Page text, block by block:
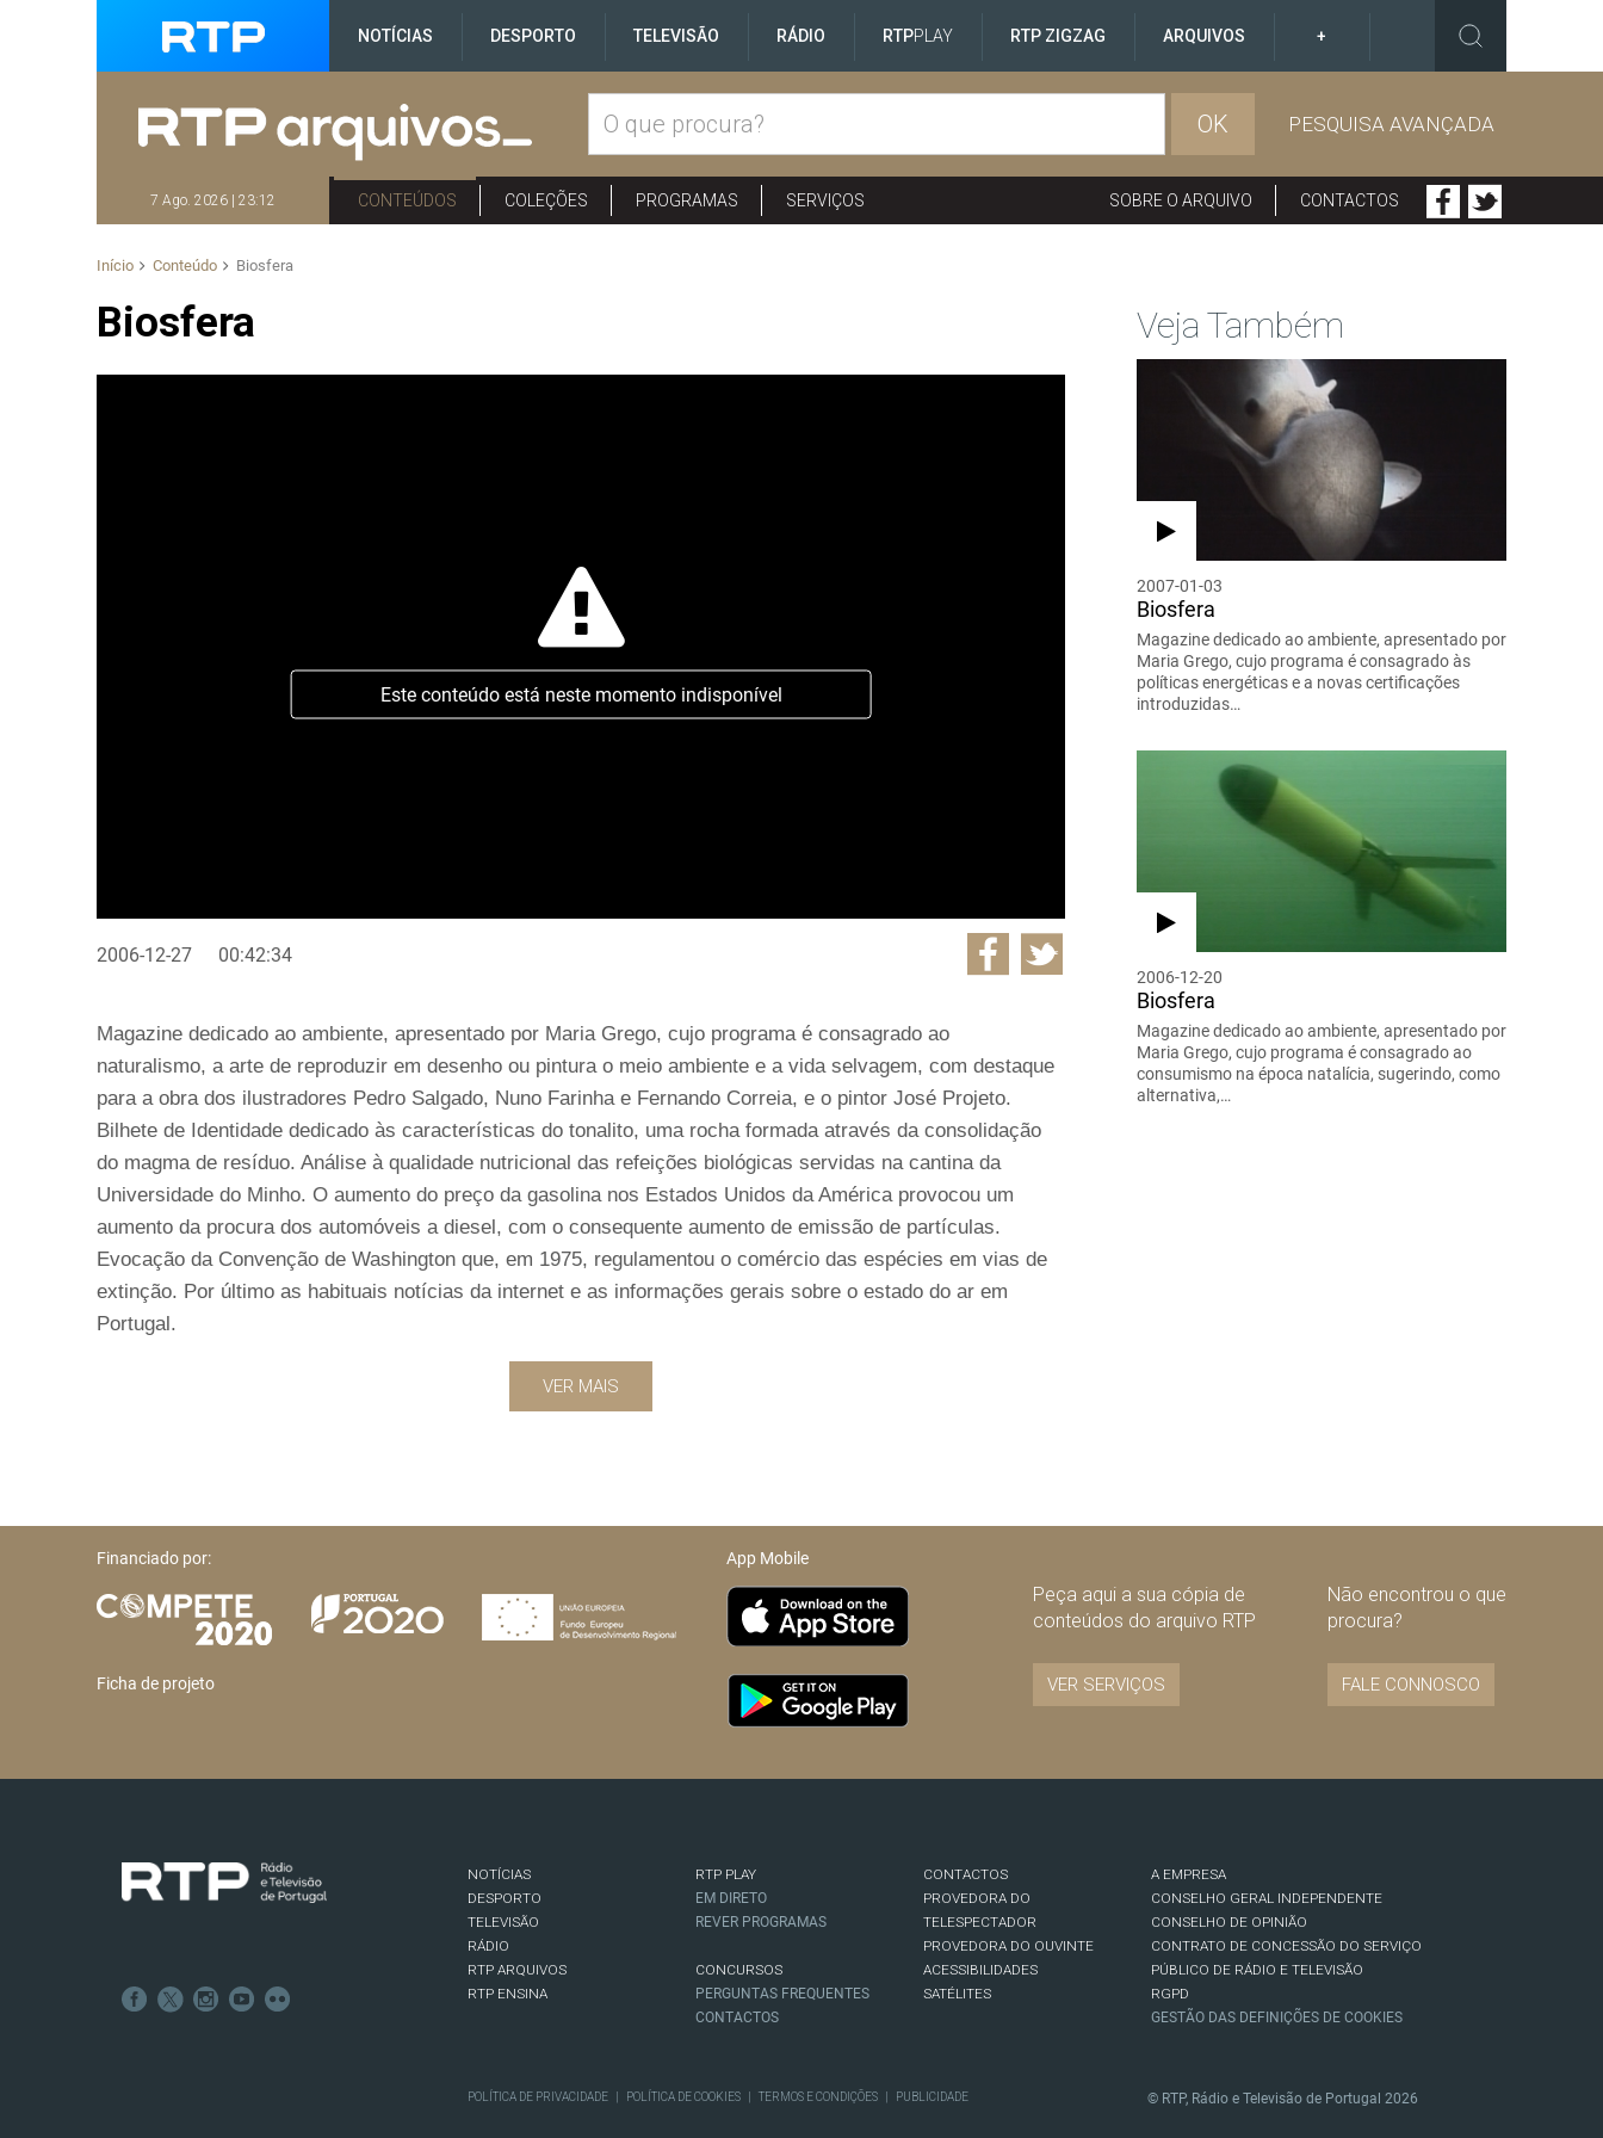
NOTÍCIAS DESPORTO TELEVISÃO RÁDIO RTPPLAY RTP ZIGZAG ARQUIVOS +
OK PESQUISA AVANÇADA
7 Ago. 2026 | 23:12 CONTEÚDOS COLEÇÕES PROGRAMAS SERVIÇOS SOBRE O ARQUIVO CONTACTOS
Início Conteúdo Biosfera
Biosfera
Este conteúdo está neste momento indisponível
2006-12-27 00:42:34
Magazine dedicado ao ambiente, apresentado por Maria Grego, cujo programa é consagrado ao
naturalismo, a arte de reproduzir em desenho ou pintura o meio ambiente e a vida selvagem, com destaque
para a obra dos ilustradores Pedro Salgado, Nuno Farinha e Fernando Correia, e o pintor José Projeto.
Bilhete de Identidade dedicado às características do tonalito, uma rocha formada através da consolidação
do magma de resíduo. Análise à qualidade nutricional das refeições biológicas servidas na cantina da
Universidade do Minho. O aumento do preço da gasolina nos Estados Unidos da América provocou um
aumento da procura dos automóveis a diesel, com o consequente aumento de emissão de partículas.
Evocação da Convenção de Washington que, em 1975, regulamentou o comércio das espécies em vias de
extinção. Por último as habituais notícias da internet e as informações gerais sobre o estado do ar em
Portugal.
VER MAIS
Veja Também
2007-01-03
Biosfera
Magazine dedicado ao ambiente, apresentado por
Maria Grego, cujo programa é consagrado às
políticas energéticas e a novas certificações
introduzidas…
2006-12-20
Biosfera
Magazine dedicado ao ambiente, apresentado por
Maria Grego, cujo programa é consagrado ao
consumismo na época natalícia, sugerindo, como
alternativa,…
Financiado por:
Ficha de projeto
App Mobile
Peça aqui a sua cópia de
conteúdos do arquivo RTP
VER SERVIÇOS
Não encontrou o que
procura?
FALE CONNOSCO
NOTÍCIAS
DESPORTO
TELEVISÃO
RÁDIO
RTP ARQUIVOS
RTP ENSINA
RTP PLAY
EM DIRETO
REVER PROGRAMAS
CONCURSOS
PERGUNTAS FREQUENTES
CONTACTOS
CONTACTOS
PROVEDORA DO
TELESPECTADOR
PROVEDORA DO OUVINTE
ACESSIBILIDADES
SATÉLITES
A EMPRESA
CONSELHO GERAL INDEPENDENTE
CONSELHO DE OPINIÃO
CONTRATO DE CONCESSÃO DO SERVIÇO
PÚBLICO DE RÁDIO E TELEVISÃO
RGPD
GESTÃO DAS DEFINIÇÕES DE COOKIES
POLÍTICA DE PRIVACIDADE POLÍTICA DE COOKIES TERMOS E CONDIÇÕES PUBLICIDADE © RTP, Rádio e Televisão de Portugal 2026